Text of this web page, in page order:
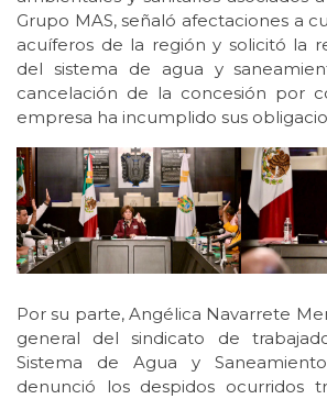
Grupo MAS, señaló afectaciones a
acuíferos de la región y solicitó la
del sistema de agua y
cancelación de la concesión por
empresa ha incumplido sus
Por su parte, Angélica Navarrete
general del sindicato de
Sistema de Agua y
denunció los despidos ocurridos